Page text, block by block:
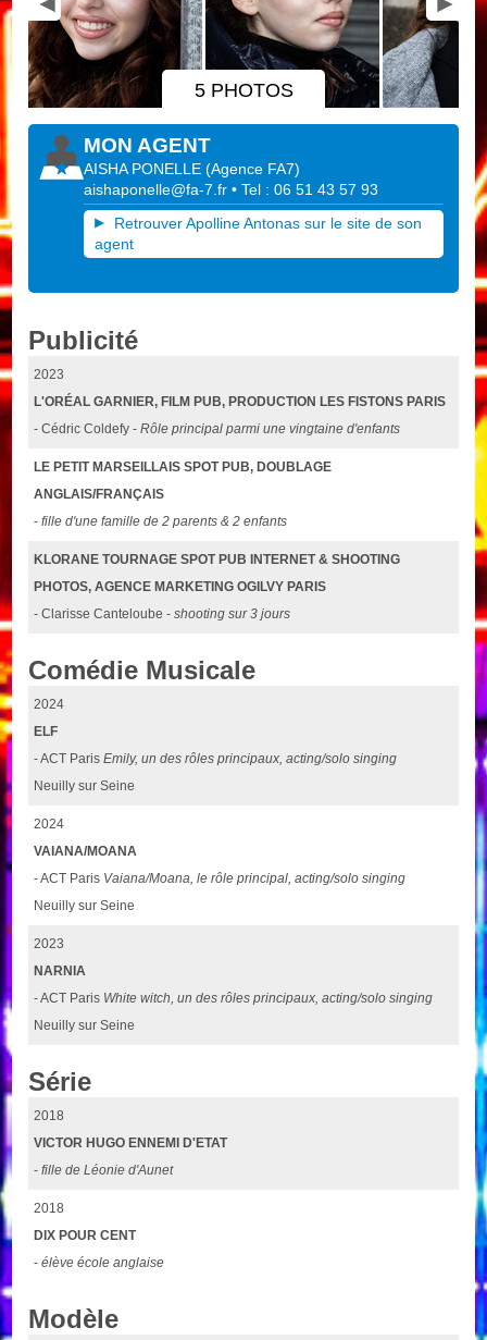
5 PHOTOS
MON AGENT
AISHA PONELLE (Agence FA7)
aishaponelle@fa-7.fr • Tel : 06 51 43 57 93
Retrouver Apolline Antonas sur le site de son
agent
Publicité
2023
L'ORÉAL GARNIER, FILM PUB, PRODUCTION LES FISTONS PARIS
- Cédric Coldefy -Rôle principal parmi une vingtaine d'enfants
LE PETIT MARSEILLAIS SPOT PUB, DOUBLAGE
ANGLAIS/FRANÇAIS
-fille d'une famille de 2 parents & 2 enfants
KLORANE TOURNAGE SPOT PUB INTERNET & SHOOTING
PHOTOS, AGENCE MARKETING OGILVY PARIS
- Clarisse Canteloube -shooting sur 3 jours
Comédie Musicale
2024
ELF
- ACT ParisEmily, un des rôles principaux, acting/solo singing
Neuilly sur Seine
2024
VAIANA/MOANA
- ACT Paris Vaiana/Moana, le rôle principal, acting/solo singing
Neuilly sur Seine
2023
NARNIA
- ACT Paris White witch, un des rôles principaux, acting/solo singing
Neuilly sur Seine
Série
2018
VICTOR HUGO ENNEMI D'ETAT
-fille de Léonie d'Aunet
2018
DIX POUR CENT
-élève école anglaise
Modèle